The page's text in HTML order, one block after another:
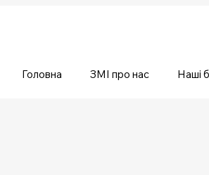
Головна ЗМІ про нас Наші